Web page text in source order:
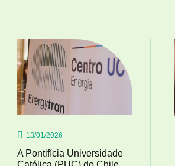
13/01/2026
A Pontifícia Universidade